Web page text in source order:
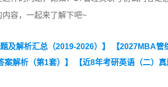
容，一起来了解下吧~
及解析汇总（2019-2026）】
【2027MBA
案解析（第1套）】
【近8年考研英语（二）